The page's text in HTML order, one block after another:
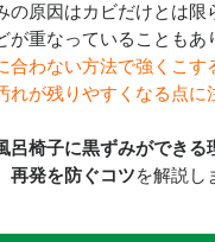
の原因はカビだけとは限
が重なっていることもあ
合わない方法で強くこす
れが残りやすくなる点に
呂椅子に黒ずみができる
再発を防ぐコツを解説し